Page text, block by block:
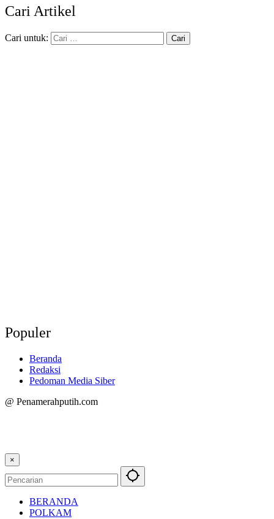
Cari Artikel
Cari untuk:
Populer
Beranda
Redaksi
Pedoman Media Siber
@ Penamerahputih.com
×
BERANDA
POLKAM